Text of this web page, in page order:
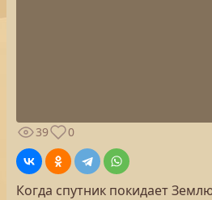
39
0
Когда спутник покидает